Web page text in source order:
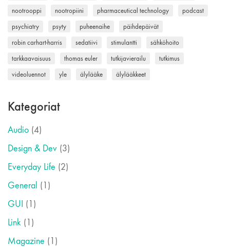
nootrooppi nootropiini pharmaceutical technology podcast
psychiatry psyty puheenaihe päihdepäivät
robin carhart-harris sedatiivi stimulantti sähköhoito
tarkkaavaisuus thomas euler tutkijavierailu tutkimus
videoluennot yle älylääke älylääkkeet
Kategoriat
Audio (4)
Design & Dev (3)
Everyday Life (2)
General (1)
GUI (1)
Link (1)
Magazine (1)